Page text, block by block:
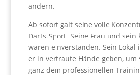
ändern.
Ab sofort galt seine volle
Darts-Sport. Seine Frau und sein
waren einverstanden. Sein Lokal
er in vertraute Hände geben, um
ganz dem professionellen